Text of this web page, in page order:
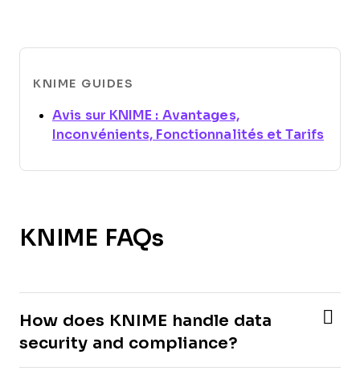
KNIME GUIDES
Avis sur KNIME : Avantages,
Inconvénients, Fonctionnalités et Tarifs
KNIME FAQs
How does KNIME handle data
security and compliance?